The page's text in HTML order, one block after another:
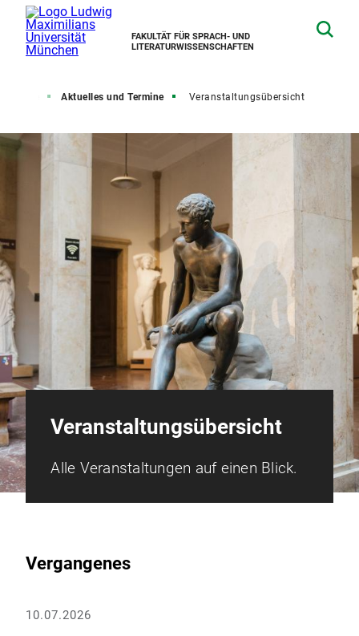
FAKULTÄT FÜR SPRACH- UND
LITERATURWISSENSCHAFTEN
Aktuelles und Termine Veranstaltungsübersicht
Veranstaltungs­übersicht
Alle Veranstaltungen auf einen Blick.
Vergangenes
10.07.2026